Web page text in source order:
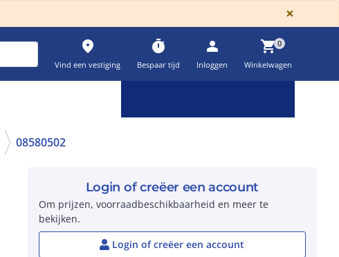
×
place
Vind een vestiging
timer
Bespaar tijd
person
Inloggen
shopping_cart0
Winkelwagen
08580502
Login of creëer een account
Om prijzen, voorraadbeschikbaarheid en meer te
bekijken.
Login of creëer een account